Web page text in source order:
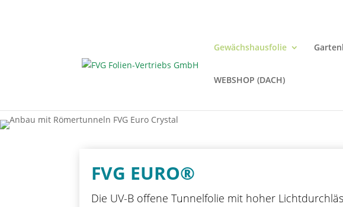
Gewächshausfolie
WEBSHOP (DACH)
FVG EURO®
Die UV-B offene Tunnelfolie mit hoher